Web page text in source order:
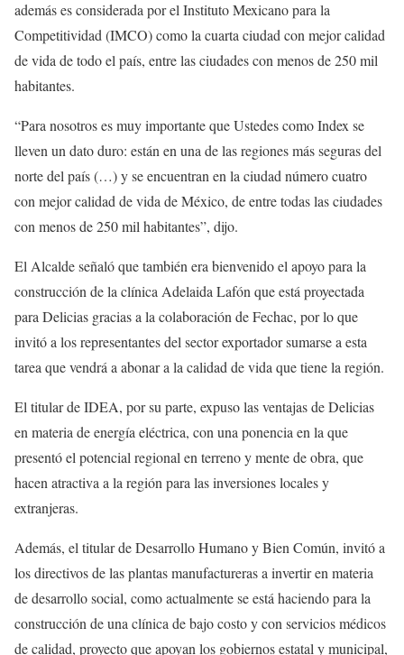
además es considerada por el Instituto Mexicano para la
Competitividad (IMCO) como la cuarta ciudad con mejor calidad
de vida de todo el país, entre las ciudades con menos de 250 mil
habitantes.
“Para nosotros es muy importante que Ustedes como Index se
lleven un dato duro: están en una de las regiones más seguras del
norte del país (…) y se encuentran en la ciudad número cuatro
con mejor calidad de vida de México, de entre todas las ciudades
con menos de 250 mil habitantes”, dijo.
El Alcalde señaló que también era bienvenido el apoyo para la
construcción de la clínica Adelaida Lafón que está proyectada
para Delicias gracias a la colaboración de Fechac, por lo que
invitó a los representantes del sector exportador sumarse a esta
tarea que vendrá a abonar a la calidad de vida que tiene la región.
El titular de IDEA, por su parte, expuso las ventajas de Delicias
en materia de energía eléctrica, con una ponencia en la que
presentó el potencial regional en terreno y mente de obra, que
hacen atractiva a la región para las inversiones locales y
extranjeras.
Además, el titular de Desarrollo Humano y Bien Común, invitó a
los directivos de las plantas manufactureras a invertir en materia
de desarrollo social, como actualmente se está haciendo para la
construcción de una clínica de bajo costo y con servicios médicos
de calidad, proyecto que apoyan los gobiernos estatal y municipal,